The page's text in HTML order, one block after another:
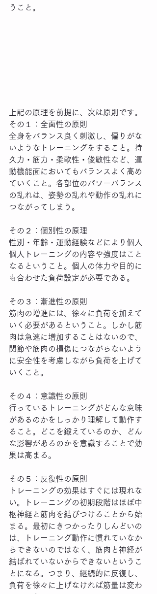
うこと。
上記の原理を前提に、次は原則です。
その１：全面性の原則
全身をバランス良く刺激し、偏りがな
いようなトレーニングをすること。持
久力・筋力・柔軟性・俊敏性など、運
動機能面においてもバランスよく高め
ていくこと。各部位のパワーバランス
の乱れは、姿勢の乱れや動作の乱れに
つながってしまう。
その２：個別性の原理
性別・年齢・運動経験などにより個人
個人トレーニングの内容や強度はこと
なるということ。個人の体力や目的に
も合わせた負荷設定が必要である。
その３：漸進性の原則
筋肉の増進には、徐々に負荷を加えて
いく必要があるということ。しかし筋
肉は急速に増加することはないので、
関節や筋肉の損傷につながらないよう
に安全性を考慮しながら負荷を上げて
いくこと。
その４：意識性の原則
行っているトレーニングがどんな意味
があるのかをしっかり理解して動作す
ること。どこを鍛えているのか、どん
な影響があるのかを意識することで効
果は高まる。
その５：反復性の原則
トレーニングの効果はすぐには現れな
い。トレーニングの初期段階はほぼ中
枢神経と筋肉を結びつけることから始
まる。最初にきつかったりしんどいの
は、トレーニング動作に慣れていなか
らできないのではなく、筋肉と神経が
結ばれていないからできないというこ
とになる。つまり、継続的に反復し、
負荷を徐々に上げなければ筋量は変わ